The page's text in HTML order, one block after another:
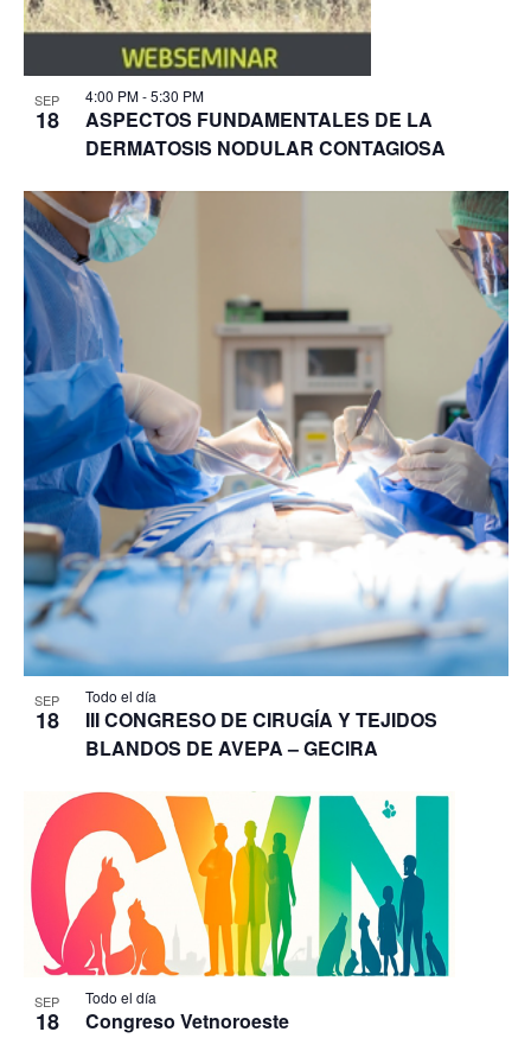
SEP
18
4:00 PM-5:30 PM
ASPECTOS FUNDAMENTALES DE LA
DERMATOSIS NODULAR CONTAGIOSA
SEP
18
Todo el día
III CONGRESO DE CIRUGÍA Y TEJIDOS
BLANDOS DE AVEPA – GECIRA
SEP
18
Todo el día
Congreso Vetnoroeste